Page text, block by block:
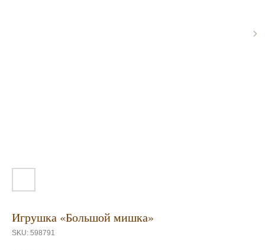
Игрушка «Большой мишка»
SKU: 598791